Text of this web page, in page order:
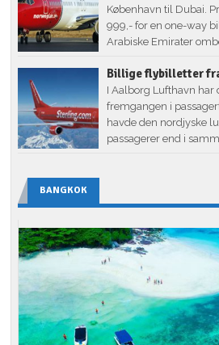
København til Dubai.
999,- for en one-way
Arabiske Emirater
Billige flybilletter
I Aalborg Lufthavn
fremgangen i
havde den nordjyske
passagerer end i
BANGKOK